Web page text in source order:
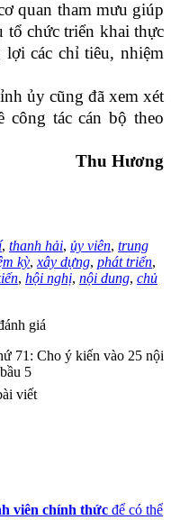
quan tham mưu giúp
tổ chức triển khai thực
lợi các chỉ tiêu, nhiệm
ủy cũng đã xem xét
tác cán bộ theo
Thu Hương
, thanh hải, ủy viên, trung
kỳ,xây dựng, phát triển,
, hội nghị, nội dung, chủ
giá
71: Cho ý kiến vào 25 nội
5
viết
viên chính thức để có thể